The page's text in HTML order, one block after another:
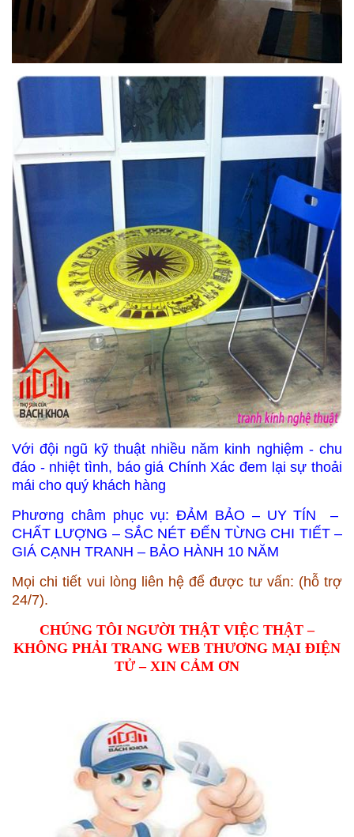
Với đội ngũ kỹ thuật nhiều năm kinh nghiệm - chu
đáo - nhiệt tình, báo giá Chính Xác đem lại sự thoải
mái cho quý khách hàng
Phương châm phục vụ: ĐẢM BẢO – UY TÍN –
CHẤT LƯỢNG – SẮC NÉT ĐẾN TỪNG CHI TIẾT –
GIÁ CẠNH TRANH – BẢO HÀNH 10 NĂM
Mọi chi tiết vui lòng liên hệ để được tư vấn: (hỗ trợ
24/7).
CHÚNG TÔI NGƯỜI THẬT VIỆC THẬT –
KHÔNG PHẢI TRANG WEB THƯƠNG MẠI ĐIỆN
TỬ – XIN CẢM ƠN